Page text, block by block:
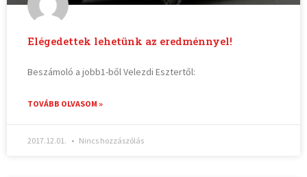
Elégedettek lehetünk az eredménnyel!
Beszámoló a jobb1-ből Velezdi Esztertől:
TOVÁBB OLVASOM »
2017.12.01. Nincs hozzászólás